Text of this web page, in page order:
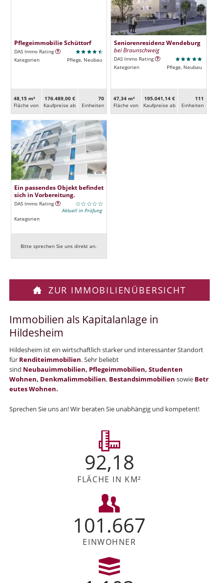
Pflegeimmobilie Schüttorf
DAS Immo Rating
Kategorien
Pflege, Neubau
48,15 m²
Fläche von
176.489,00 €
Kaufpreise ab
70
Ein­heiten
Seniorenresidenz Wendeburg
bei Braunschweig
DAS Immo Rating
Kategorien
Pflege, Neubau
47,34 m²
Fläche von
195.041,14 €
Kaufpreise ab
111
Ein­heiten
Ein passendes Objekt befindet
sich in Vorbereitung.
DAS Immo Rating
Aktuell in Prüfung
Kategorien
Bitte sprechen Sie uns direkt an.
ZUR IMMOBILIENÜBERSICHT
Immobilien als Kapitalanlage in
Hildesheim
Hildesheim ist ein wirtschaftlich starker und interessanter Standort
für Renditeimmobilien. Sehr beliebt
sind Neubauimmobilien, Pflegeimmobilien, Studenten
Wohnen, Denkmalimmobilien, Bestandsimmobilien sowie Betr
eutes Wohnen.
Sprechen Sie uns an! Wir beraten Sie unabhängig und kompetent!
92,18
FLÄCHE IN KM²
101.667
EINWOHNER